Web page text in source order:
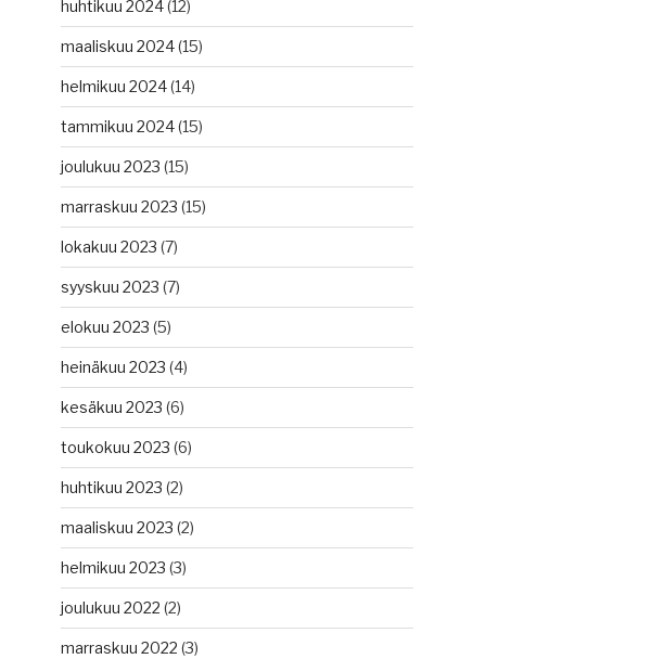
huhtikuu 2024(12)
maaliskuu 2024(15)
helmikuu 2024(14)
tammikuu 2024(15)
joulukuu 2023 (15)
marraskuu 2023 (15)
lokakuu 2023 (7)
syyskuu 2023 (7)
elokuu 2023 (5)
heinäkuu 2023 (4)
kesäkuu 2023 (6)
toukokuu 2023 (6)
huhtikuu 2023 (2)
maaliskuu 2023 (2)
helmikuu 2023 (3)
joulukuu 2022 (2)
marraskuu 2022 (3)